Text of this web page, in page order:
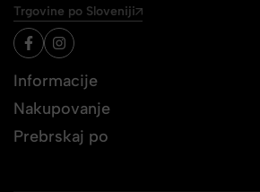
Trgovine po Sloveniji
Informacije
Nakupovanje
Prebrskaj po